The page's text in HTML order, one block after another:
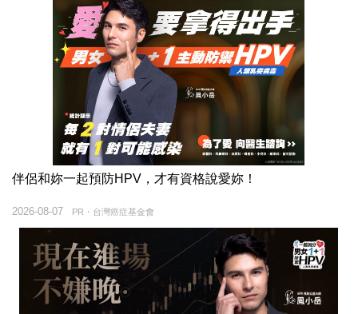
伴侶和妳一起預防HPV，才有資格說愛妳！
PR・台灣癌症基金會
2026-08-07